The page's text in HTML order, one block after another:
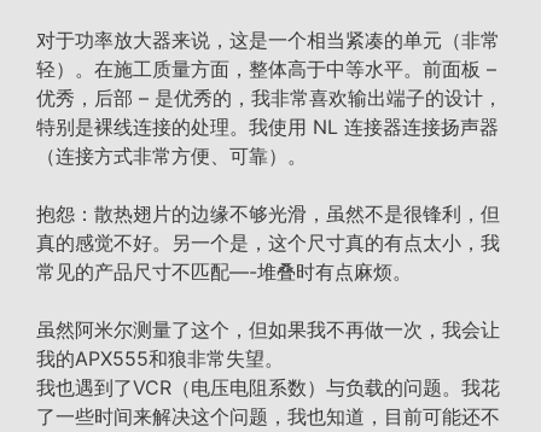
对于功率放大器来说，这是一个相当紧凑的单元（非常
轻）。在施工质量方面，整体高于中等水平。前面板 –
优秀，后部 – 是优秀的，我非常喜欢输出端子的设计，
特别是裸线连接的处理。我使用 NL 连接器连接扬声器
（连接方式非常方便、可靠）。
抱怨：散热翅片的边缘不够光滑，虽然不是很锋利，但
真的感觉不好。另一个是，这个尺寸真的有点太小，我
常见的产品尺寸不匹配—-堆叠时有点麻烦。
虽然阿米尔测量了这个，但如果我不再做一次，我会让
我的APX555和狼非常失望。
我也遇到了VCR（电压电阻系数）与负载的问题。我花
了一些时间来解决这个问题，我也知道，目前可能还不